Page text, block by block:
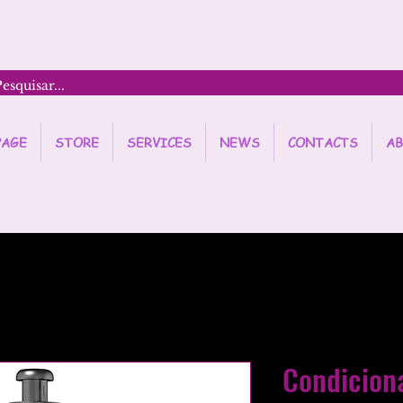
STORE SERVICES NEWS CONTACTS